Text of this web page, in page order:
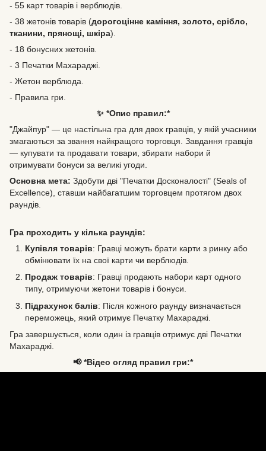
- 55 карт товарів і верблюдів.
- 38 жетонів товарів (дорогоцінне каміння, золото, срібло,
тканини, прянощі, шкіра).
- 18 бонусних жетонів.
- 3 Печатки Махараджі.
- Жетон верблюда.
- Правила гри.
✨ *Опис правил:*
"Джайпур" — це настільна гра для двох гравців, у якій учасники
змагаються за звання найкращого торговця. Завдання гравців
— купувати та продавати товари, збирати набори й
отримувати бонуси за великі угоди.
Основна мета: Здобути дві "Печатки Досконалості" (Seals of
Excellence), ставши найбагатшим торговцем протягом двох
раундів.
Гра проходить у кілька раундів:
Купівля товарів: Гравці можуть брати карти з ринку або
обмінювати їх на свої карти чи верблюдів.
Продаж товарів: Гравці продають набори карт одного
типу, отримуючи жетони товарів і бонуси.
Підрахунок балів: Після кожного раунду визначається
переможець, який отримує Печатку Махараджі.
Гра завершується, коли один із гравців отримує дві Печатки
Махараджі.
📢 *Відео огляд правил гри:*